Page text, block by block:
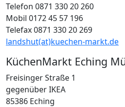
Telefon 0871 330 20 260
Mobil 0172 45 57 196
Telefax 0871 330 20 269
landshut(at)kuechen-markt.de
KüchenMarkt Eching
Freisinger Straße 1
gegenüber IKEA
85386 Eching